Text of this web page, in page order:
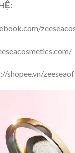
shopee.vn/